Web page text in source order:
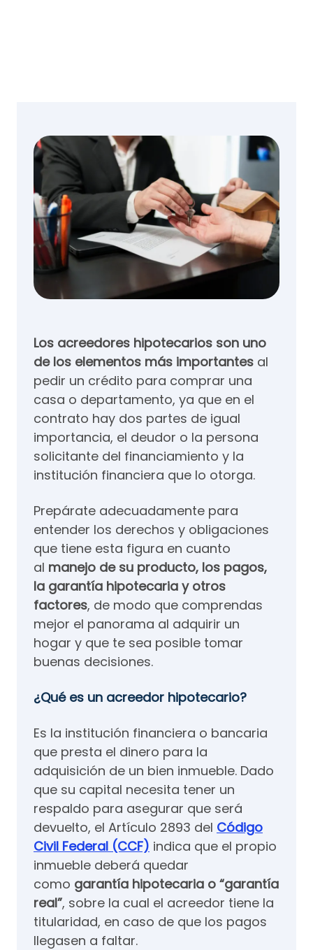
Los acreedores hipotecarios son uno
de los elementos más importantes al
pedir un crédito para comprar una
casa o departamento, ya que en el
contrato hay dos partes de igual
importancia, el deudor o la persona
solicitante del financiamiento y la
institución financiera que lo otorga.
Prepárate adecuadamente para
entender los derechos y obligaciones
que tiene esta figura en cuanto
al manejo de su producto, los pagos,
la garantía hipotecaria y otros
factores, de modo que comprendas
mejor el panorama al adquirir un
hogar y que te sea posible tomar
buenas decisiones.
¿Qué es un acreedor hipotecario?
Es la institución financiera o bancaria
que presta el dinero para la
adquisición de un bien inmueble. Dado
que su capital necesita tener un
respaldo para asegurar que será
devuelto, el Artículo 2893 del Código
Civil Federal (CCF) indica que el propio
inmueble deberá quedar
como garantía hipotecaria o “garantía
real”, sobre la cual el acreedor tiene la
titularidad, en caso de que los pagos
llegasen a faltar.